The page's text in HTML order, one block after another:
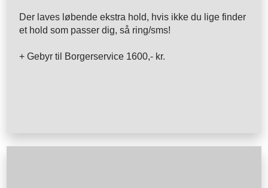
Der laves løbende ekstra hold, hvis ikke du lige finder
et hold som passer dig, så ring/sms!
+ Gebyr til Borgerservice 1600,- kr.